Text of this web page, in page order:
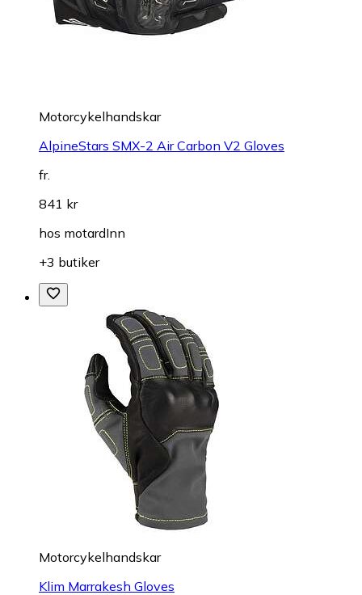
Motorcykelhandskar
AlpineStars SMX-2 Air Carbon V2 Gloves
fr.
841 kr
hos motardInn
+3 butiker
Motorcykelhandskar
Klim Marrakesh Gloves